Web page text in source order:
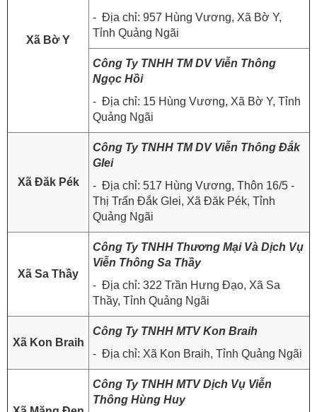
Xã Bờ Y
- Địa chỉ: 957 Hùng Vương, Xã Bờ Y,
Tỉnh Quảng Ngãi
Công Ty TNHH TM DV Viễn Thông
Ngọc Hồi
- Địa chỉ: 15 Hùng Vương, Xã Bờ Y, Tỉnh
Quảng Ngãi
Xã Đăk Pék
Công Ty TNHH TM DV Viễn Thông Đắk
Glei
- Địa chỉ: 517 Hùng Vương, Thôn 16/5 -
Thị Trấn Đắk Glei, Xã Đăk Pék, Tỉnh
Quảng Ngãi
Xã Sa Thầy
Công Ty TNHH Thương Mại Và Dịch Vụ
Viễn Thông Sa Thầy
- Địa chỉ: 322 Trần Hưng Đạo, Xã Sa
Thầy, Tỉnh Quảng Ngãi
Xã Kon Braih
Công Ty TNHH MTV Kon Braih
- Địa chỉ: Xã Kon Braih, Tỉnh Quảng Ngãi
Công Ty TNHH MTV Dịch Vụ Viễn
Thông Hùng Huy